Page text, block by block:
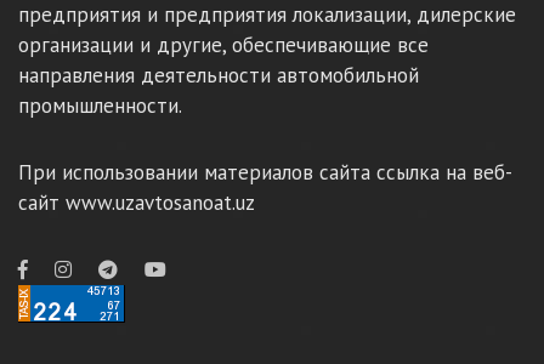
предприятия и предприятия локализации, дилерские
организации и другие, обеспечивающие все
направления деятельности автомобильной
промышленности.
При использовании материалов сайта ссылка на веб-
сайт www.uzavtosanoat.uz